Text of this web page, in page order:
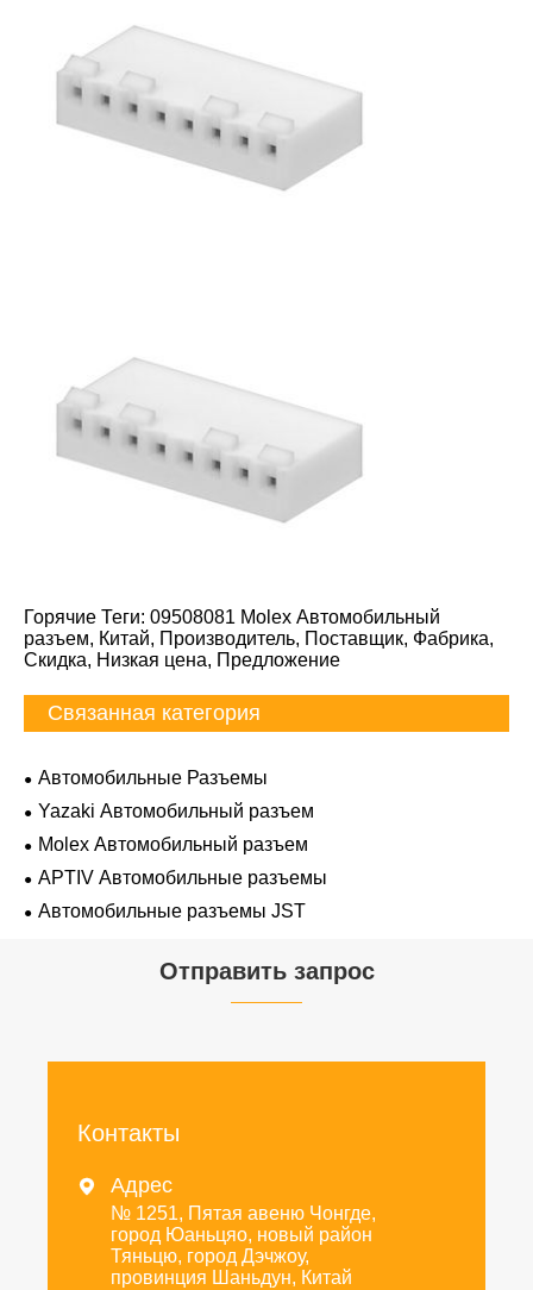
Горячие Теги: 09508081 Molex Автомобильный
разъем, Китай, Производитель, Поставщик, Фабрика,
Скидка, Низкая цена, Предложение
Связанная категория
Автомобильные Разъемы
Yazaki Автомобильный разъем
Molex Автомобильный разъем
APTIV Автомобильные разъемы
Автомобильные разъемы JST
Отправить запрос
Контакты
 Адрес
№ 1251, Пятая авеню Чонгде,
город Юаньцяо, новый район
Тяньцю, город Дэчжоу,
провинция Шаньдун, Китай